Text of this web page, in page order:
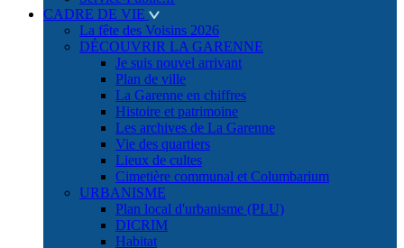
CADRE DE VIE
La fête des Voisins 2026
DÉCOUVRIR LA GARENNE
Je suis nouvel arrivant
Plan de ville
La Garenne en chiffres
Histoire et patrimoine
Les archives de La Garenne
Vie des quartiers
Lieux de cultes
Cimetière communal et Columbarium
URBANISME
Plan local d'urbanisme (PLU)
DICRIM
Habitat